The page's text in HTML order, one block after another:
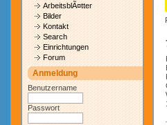
ArbeitsblÃ¤tter
Bilder
Kontakt
Search
Einrichtungen
Forum
Anmeldung
Benutzername
Passwort